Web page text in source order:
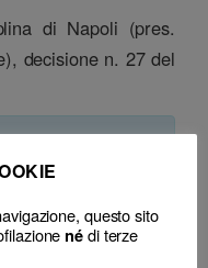
di Napoli (pres.
decisione n. 27 del
24 Aprile 2024
questo sito
nédi terze